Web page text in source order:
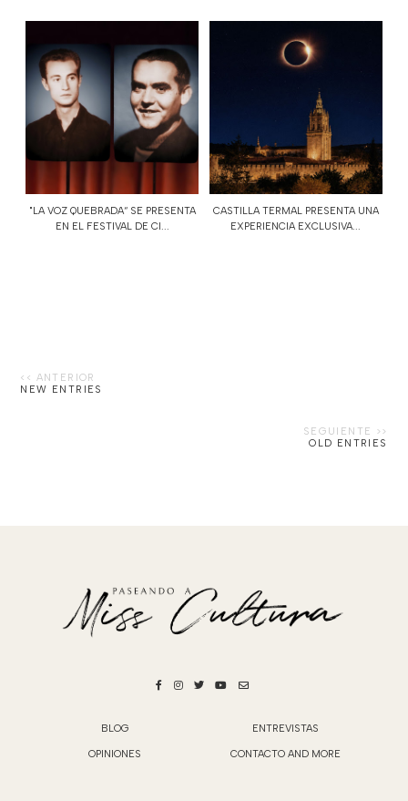
"LA VOZ QUEBRADA“ SE PRESENTA
EN EL FESTIVAL DE CI...
CASTILLA TERMAL PRESENTA UNA
EXPERIENCIA EXCLUSIVA...
NEW ENTRIES
OLD ENTRIES
BLOG ENTREVISTAS
OPINIONES CONTACTO AND MORE